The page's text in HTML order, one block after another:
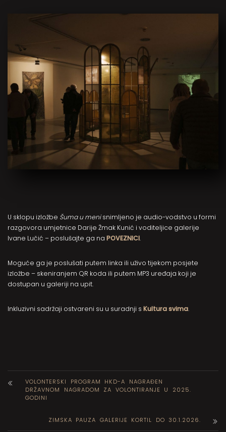
U sklopu izložbe Šuma u menisnimljeno je audio-vodstvo u formi
razgovora umjetnice Darije Žmak Kunić i voditeljice galerije
Ivane Lučić – poslušajte ga na POVEZNICI.
Moguće ga je poslušati putem linka ili uživo tijekom posjete
izložbe – skeniranjem QR koda ili putem MP3 uređaja koji je
dostupan u galeriji na upit.
Inkluzivni sadržaji ostvareni su u suradnji s Kultura svima.
VOLONTERSKI PROGRAM HKD-A NAGRAĐEN
DRŽAVNOM NAGRADOM ZA VOLONTIRANJE U 2025.
GODINI
ZIMSKA PAUZA GALERIJE KORTIL DO 30.1.2026.